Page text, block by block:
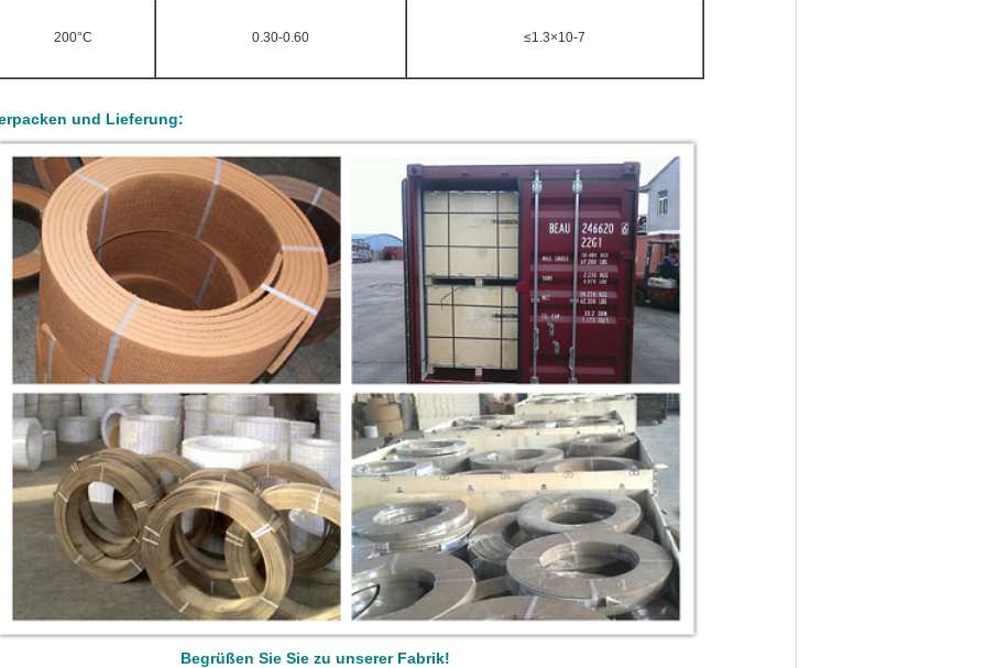
200°C 0.30-0.60 ≤1.3×10-7
und Lieferung:
Begrüßen Sie Sie zu unserer Fabrik!